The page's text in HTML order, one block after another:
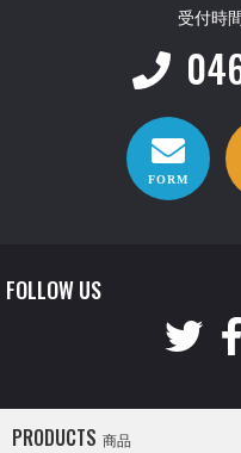
受付時
FORM
FOLLOW US
PRODUCTS 商品